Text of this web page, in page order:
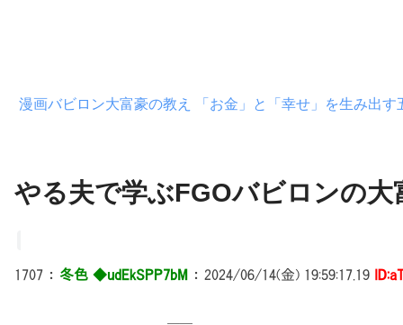
漫画バビロン大富豪の教え 「お金」と「幸せ」を生み出す
やる夫で学ぶFGOバビロンの大
1707 ： 冬色 ◆udEkSPP7bM ： 2024/06/14(金) 19:59:17.19